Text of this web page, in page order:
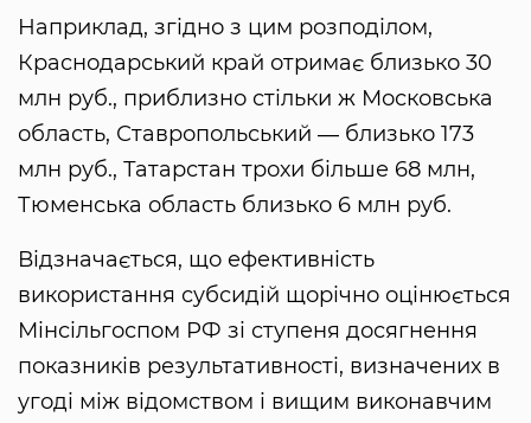
Наприклад, згідно з цим розподілом,
Краснодарський край отримає близько 30
млн руб., приблизно стільки ж Московська
область, Ставропольський ― близько 173
млн руб., Татарстан трохи більше 68 млн,
Тюменська область близько 6 млн руб.
Відзначається, що ефективність
використання субсидій щорічно оцінюється
Мінсільгоспом РФ зі ступеня досягнення
показників результативності, визначених в
угоді між відомством і вищим виконавчим